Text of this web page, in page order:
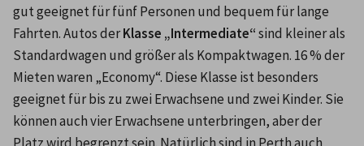
gut geeignet für fünf Personen und bequem für lange
Fahrten. Autos der Klasse „Intermediate“ sind kleiner als
Standardwagen und größer als Kompaktwagen. 16 % der
Mieten waren „Economy“. Diese Klasse ist besonders
geeignet für bis zu zwei Erwachsene und zwei Kinder. Sie
können auch vier Erwachsene unterbringen, aber der